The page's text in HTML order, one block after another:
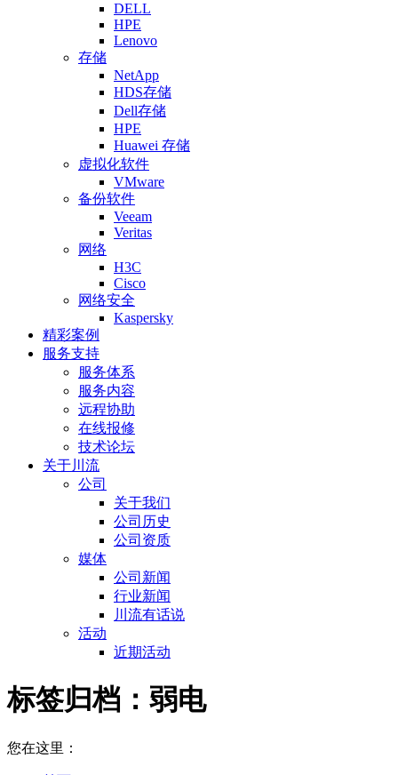
DELL
HPE
Lenovo
存储
NetApp
HDS存储
Dell存储
HPE
Huawei 存储
虚拟化软件
VMware
备份软件
Veeam
Veritas
网络
H3C
Cisco
网络安全
Kaspersky
精彩案例
服务支持
服务体系
服务内容
远程协助
在线报修
技术论坛
关于川流
公司
关于我们
公司历史
公司资质
媒体
公司新闻
行业新闻
川流有话说
活动
近期活动
标签归档： 弱电
您在这里：